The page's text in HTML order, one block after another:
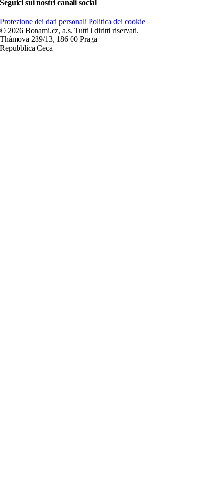
Seguici sui nostri canali social
Protezione dei dati personali Politica dei cookie
© 2026 Bonami.cz, a.s. Tutti i diritti riservati.
Thámova 289/13, 186 00 Praga
Repubblica Ceca